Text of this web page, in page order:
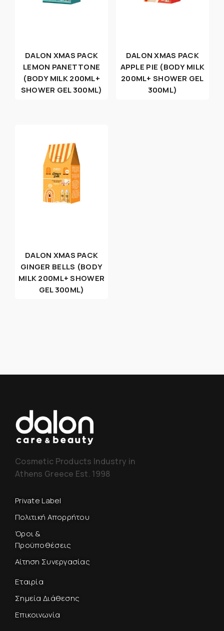
DALON XMAS PACK
LEMON PANETTONE
(BODY MILK 200ML+
SHOWER GEL 300ML)
DALON XMAS PACK
APPLE PIE (BODY MILK
200ML+ SHOWER GEL
300ML)
DALON XMAS PACK
GINGER BELLS (BODY
MILK 200ML+ SHOWER
GEL 300ML)
Cosmetic Products Industry in
Athens Greece Est. 1998
Private Label
Πολιτική Απορρήτου
Όροι &
Προϋποθέσεις
Αίτηση Συνεργασίας
Εταιρία
Σημεία Διάθεσης
Επικοινωνία